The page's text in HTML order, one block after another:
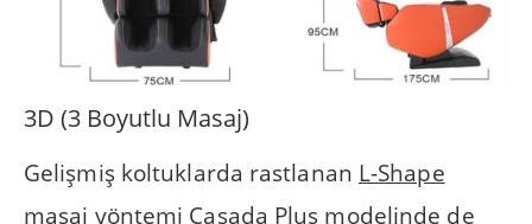
3D (3 Boyutlu Masaj)
Gelişmiş koltuklarda rastlanan L-Shape
masaj yöntemi Casada Plus modelinde de